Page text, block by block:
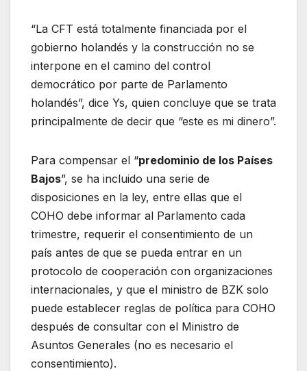
“La CFT está totalmente financiada por el
gobierno holandés y la construcción no se
interpone en el camino del control
democrático por parte de Parlamento
holandés”, dice Ys, quien concluye que se trata
principalmente de decir que “este es mi dinero”.
Para compensar el “predominio de los Países
Bajos”, se ha incluido una serie de
disposiciones en la ley, entre ellas que el
COHO debe informar al Parlamento cada
trimestre, requerir el consentimiento de un
país antes de que se pueda entrar en un
protocolo de cooperación con organizaciones
internacionales, y que el ministro de BZK solo
puede establecer reglas de política para COHO
después de consultar con el Ministro de
Asuntos Generales (no es necesario el
consentimiento).